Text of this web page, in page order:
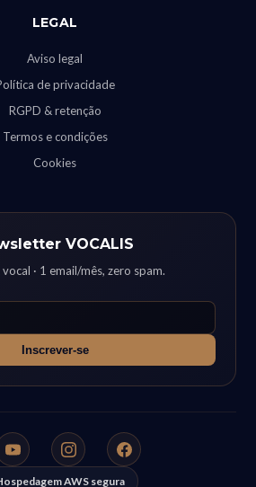
LEGAL
Aviso legal
de privacidade
RGPD & retenção
Termos e condições
Cookies
VOCALIS
· 1 email/mês, zero spam.
Inscrever-se
AWS segura